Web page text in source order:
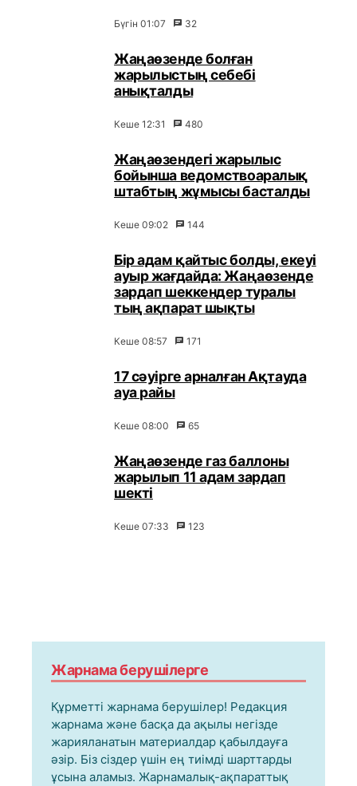
Бүгін 01:07 32
Жаңаөзенде болған
жарылыстың себебі
анықталды
Кеше 12:31 480
Жаңаөзендегі жарылыс
бойынша ведомствоаралық
штабтың жұмысы басталды
Кеше 09:02 144
Бір адам қайтыс болды, екеуі
ауыр жағдайда: Жаңаөзенде
зардап шеккендер туралы
тың ақпарат шықты
Кеше 08:57 171
17 сәуірге арналған Ақтауда
ауа райы
Кеше 08:00 65
Жаңаөзенде газ баллоны
жарылып 11 адам зардап
шекті
Кеше 07:33 123
Жарнама берушілерге
Құрметті жарнама берушілер! Редакция
жарнама және басқа да ақылы негізде
жарияланатын материалдар қабылдауға
әзір. Біз сіздер үшін ең тиімді шарттарды
ұсына аламыз. Жарнамалық-ақпараттық